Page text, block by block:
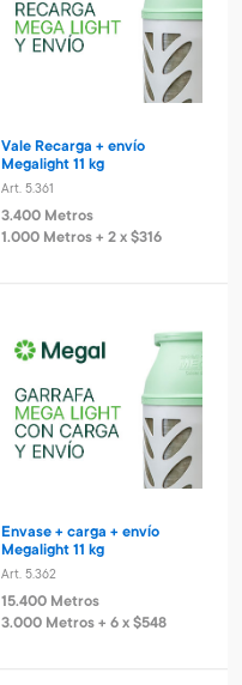
Vale Recarga + envío
Megalight 11 kg
Art. 5.361
3.400 Metros
1.000 Metros + 2 x $316
Envase + carga + envío
Megalight 11 kg
Art. 5.362
15.400 Metros
3.000 Metros + 6 x $548